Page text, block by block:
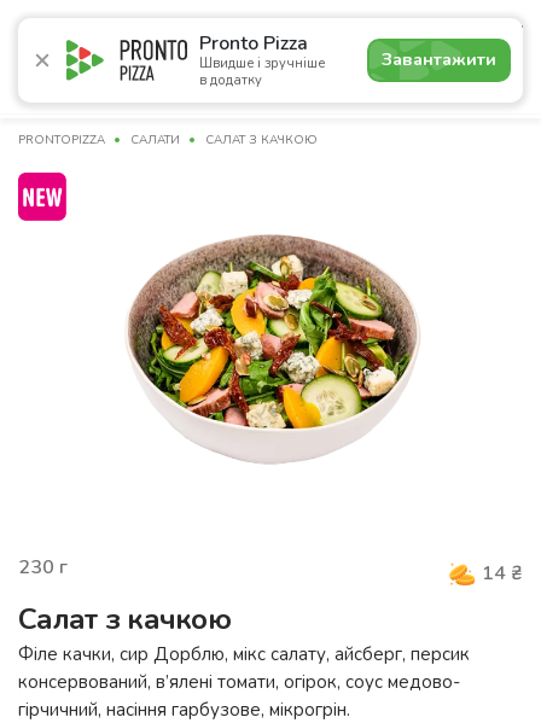
Pronto Pizza
Швидше і зручніше
в додатку
Завантажити
4.8
Акції Піца Суші Сети Лаваші Комбо Напої
PRONTOPIZZA САЛАТИ САЛАТ З КАЧКОЮ
230 г 14 ₴
Салат з качкою
Філе качки, сир Дорблю, мікс салату, айсберг, персик
консервований, в’ялені томати, огірок, соус медово-
гірчичний, насіння гарбузове, мікрогрін.